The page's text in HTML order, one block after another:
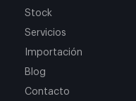
Stock
Servicios
Importación
Blog
Contacto